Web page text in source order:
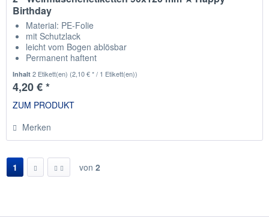
Birthday
Material: PE-Folie
mit Schutzlack
leicht vom Bogen ablösbar
Permanent haftent
Inhalt2 Etikett(en) (2,10 € * / 1 Etikett(en))
4,20 € *
ZUM PRODUKT
Merken
1 von 2